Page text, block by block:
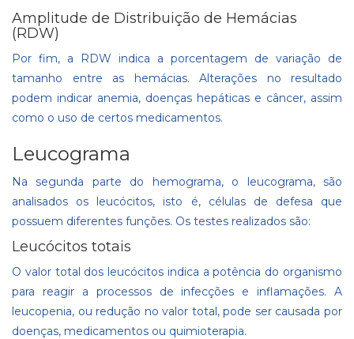
Amplitude de Distribuição de Hemácias
(RDW)
Por fim, a RDW indica a porcentagem de variação de
tamanho entre as hemácias. Alterações no resultado
podem indicar anemia, doenças hepáticas e câncer, assim
como o uso de certos medicamentos.
Leucograma
Na segunda parte do hemograma, o leucograma, são
analisados os leucócitos, isto é, células de defesa que
possuem diferentes funções. Os testes realizados são:
Leucócitos totais
O valor total dos leucócitos indica a potência do organismo
para reagir a processos de infecções e inflamações. A
leucopenia, ou redução no valor total, pode ser causada por
doenças, medicamentos ou quimioterapia.